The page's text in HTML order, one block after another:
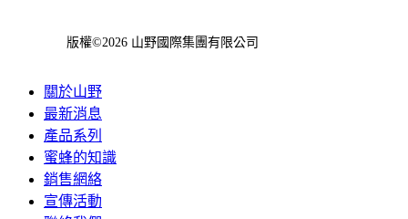
版權©2026 山野國際集團有限公司
關於山野
最新消息
產品系列
蜜蜂的知識
銷售網絡
宣傳活動